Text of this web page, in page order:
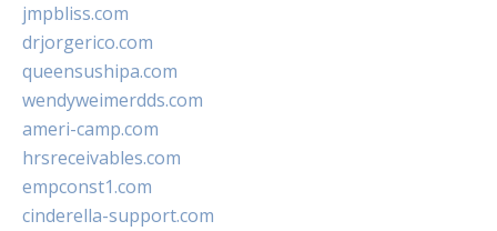
jmpbliss.com
drjorgerico.com
queensushipa.com
wendyweimerdds.com
ameri-camp.com
hrsreceivables.com
empconst1.com
cinderella-support.com